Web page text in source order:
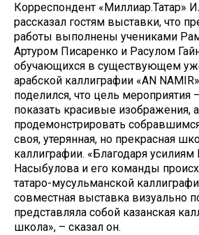
Корреспондент «Миллиар.Татар»
рассказал гостям выставки, что
работы выполнены учениками
Артуром Писаренко и Расулом
обучающихся в существующем
арабской каллиграфии «AN
поделился, что цель мероприятия
показать красивые изображения, а
продемонстрировать
своя, утерянная, но прекрасная
каллиграфии. «Благодаря
Насыбулова и его команды
татаро-мусульманской
совместная выставка визуально
представляла собой казанская
школа», – сказал он.